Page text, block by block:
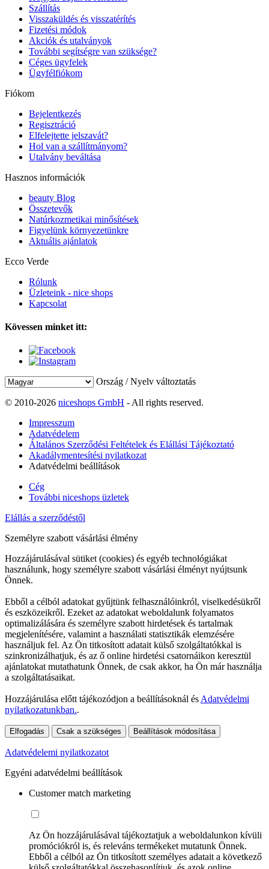
Szállítás
Visszaküldés és visszatérítés
Fizetési módok
Akciók és utalványok
További segítségre van szüksége?
Céges ügyfelek
Ügyfélfiókom
Fiókom
Bejelentkezés
Regisztráció
Elfelejtette jelszavát?
Hol van a szállítmányom?
Utalvány beváltása
Hasznos információk
beauty Blog
Összetevők
Natúrkozmetikai minősítések
Figyelünk környezetünkre
Aktuális ajánlatok
Ecco Verde
Rólunk
Üzleteink - nice shops
Kapcsolat
Kövessen minket itt:
Ország / Nyelv változtatás
© 2010-2026 niceshops GmbH - All rights reserved.
Impresszum
Adatvédelem
Általános Szerződési Feltételek és Elállási Tájékoztató
Akadálymentesítési nyilatkozat
Adatvédelmi beállítások
Cég
További niceshops üzletek
Elállás a szerződéstől
Személyre szabott vásárlási élmény
Hozzájárulásával sütiket (cookies) és egyéb technológiákat
használunk, hogy személyre szabott vásárlási élményt nyújtsunk
Önnek.
Ebből a célból adatokat gyűjtünk felhasználóinkról, viselkedésükről
és eszközeikről. Ezeket az adatokat weboldalunk folyamatos
optimalizálására és személyre szabott hirdetések és tartalmak
megjelenítésére, valamint a használati statisztikák elemzésére
használjuk fel. Az Ön titkosított adatait külső szolgáltatókkal is
szinkronizálhatjuk, és az ő online hirdetési csatornáikon keresztül
ajánlatokat mutathatunk Önnek, de csak akkor, ha Ön már használja
a szolgáltatásaikat.
Hozzájárulása előtt tájékozódjon a beállításoknál és Adatvédelmi
nyilatkozatunkban..
Elfogadás Csak a szükséges Beállítások módosítása
Adatvédelemi nyilatkozatot
Egyéni adatvédelmi beállítások
Customer match marketing
Az Ön hozzájárulásával tájékoztatjuk a weboldalunkon kívüli
promóciókról is, és releváns termékeket mutatunk Önnek.
Ebből a célból az Ön titkosított személyes adatait a következő